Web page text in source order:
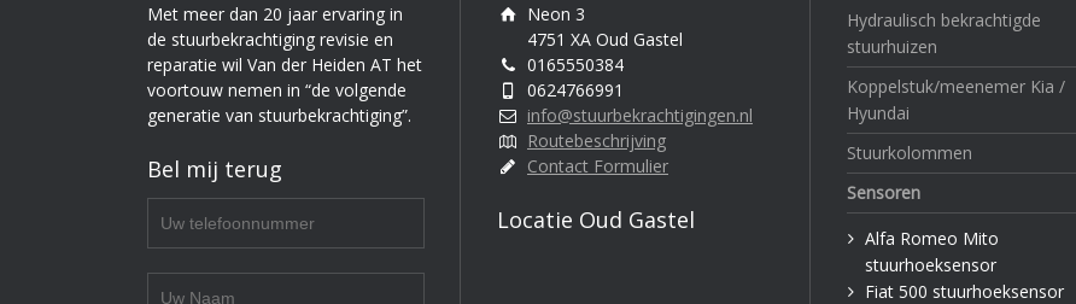
Met meer dan 20 jaar ervaring in
de stuurbekrachtiging revisie en
reparatie wil Van der Heiden AT het
voortouw nemen in “de volgende
generatie van stuurbekrachtiging”.
Bel mij terug
Neon 3
4751 XA Oud Gastel
0165550384
0624766991
info@stuurbekrachtigingen.nl
Routebeschrijving
Contact Formulier
Locatie Oud Gastel
Hydraulisch bekrachtigde
stuurhuizen
Koppelstuk/meenemer Kia /
Hyundai
Stuurkolommen
Sensoren
Alfa Romeo Mito
stuurhoeksensor
Fiat 500 stuurhoeksensor